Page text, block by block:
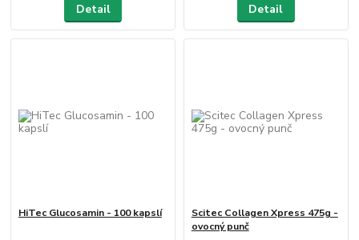
Detail Detail
HiTec Glucosamin - 100 kapslí
Scitec Collagen Xpress 475g -
ovocný punč